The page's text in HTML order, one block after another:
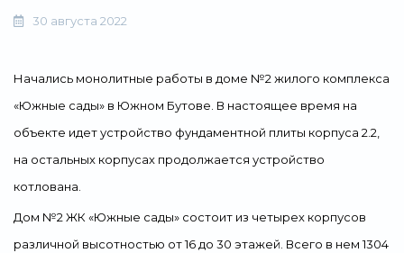
30 августа 2022
Начались монолитные работы в доме №2 жилого комплекса
«Южные сады» в Южном Бутове. В настоящее время на
объекте идет устройство фундаментной плиты корпуса 2.2,
на остальных корпусах продолжается устройство
котлована.
Дом №2 ЖК «Южные сады» состоит из четырех корпусов
различной высотностью от 16 до 30 этажей. Всего в нем 1304